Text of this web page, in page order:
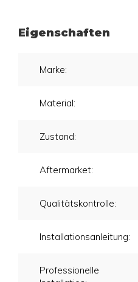
Eigenschaften
Marke:
Material:
Zustand:
Aftermarket:
Qualitätskontrolle:
Installationsanleitung:
Professionelle